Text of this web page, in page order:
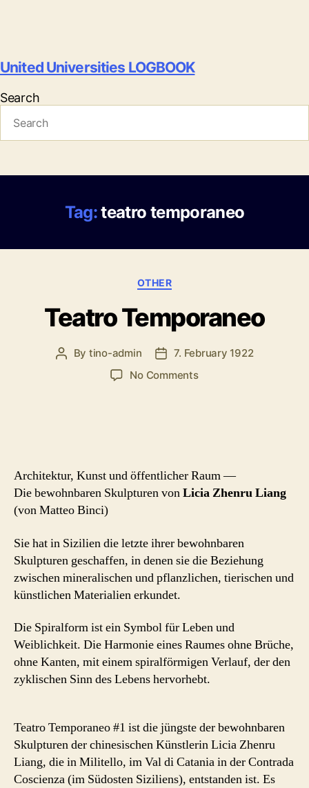
United Universities LOGBOOK
Search
Tag:teatro temporaneo
Categories
OTHER
Teatro Temporaneo
Post
By tino-admin
Post7. February 1922
No Commentson
Architektur, Kunst und öffentlicher Raum —
Die bewohnbaren Skulpturen vonLicia Zhenru Liang
(von Matteo Binci)
Sie hat in Sizilien die letzte ihrer bewohnbaren
Skulpturen geschaffen, in denen sie die Beziehung
zwischen mineralischen und pflanzlichen, tierischen und
künstlichen Materialien erkundet.
Die Spiralform ist ein Symbol für Leben und
Weiblichkeit. Die Harmonie eines Raumes ohne Brüche,
ohne Kanten, mit einem spiralförmigen Verlauf, der den
zyklischen Sinn des Lebens hervorhebt.
Teatro Temporaneo #1 ist die jüngste der bewohnbaren
Skulpturen der chinesischen Künstlerin Licia Zhenru
Liang, die in Militello, im Val di Catania in der Contrada
Coscienza (im Südosten Siziliens), entstanden ist. Es